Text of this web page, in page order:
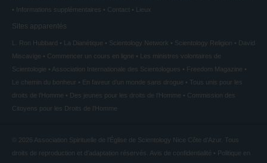
Informations supplémentaires
Contact Lieux
Sites apparentés
L. Ron Hubbard La Dianétique Scientology Network Scientology Religion
David
Miscavige
Commencer un cours en ligne
Les ministres volontaires de
Scientologie
Association Internationale des Scientologues
Freedom Magazine
Le chemin du bonheur
En faveur d’un monde sans drogue
Tous unis pour les
droits de l’Homme
Des jeunes pour les droits de l’Homme
Commission des
Citoyens pour les Droits de l’Homme
© 2026 Association Spirituelle de l’Église de Scientology Nice Côte d’Azur. Tous
droits de reproduction et d’adaptation réservés. Avis de confidentialité • Politique en